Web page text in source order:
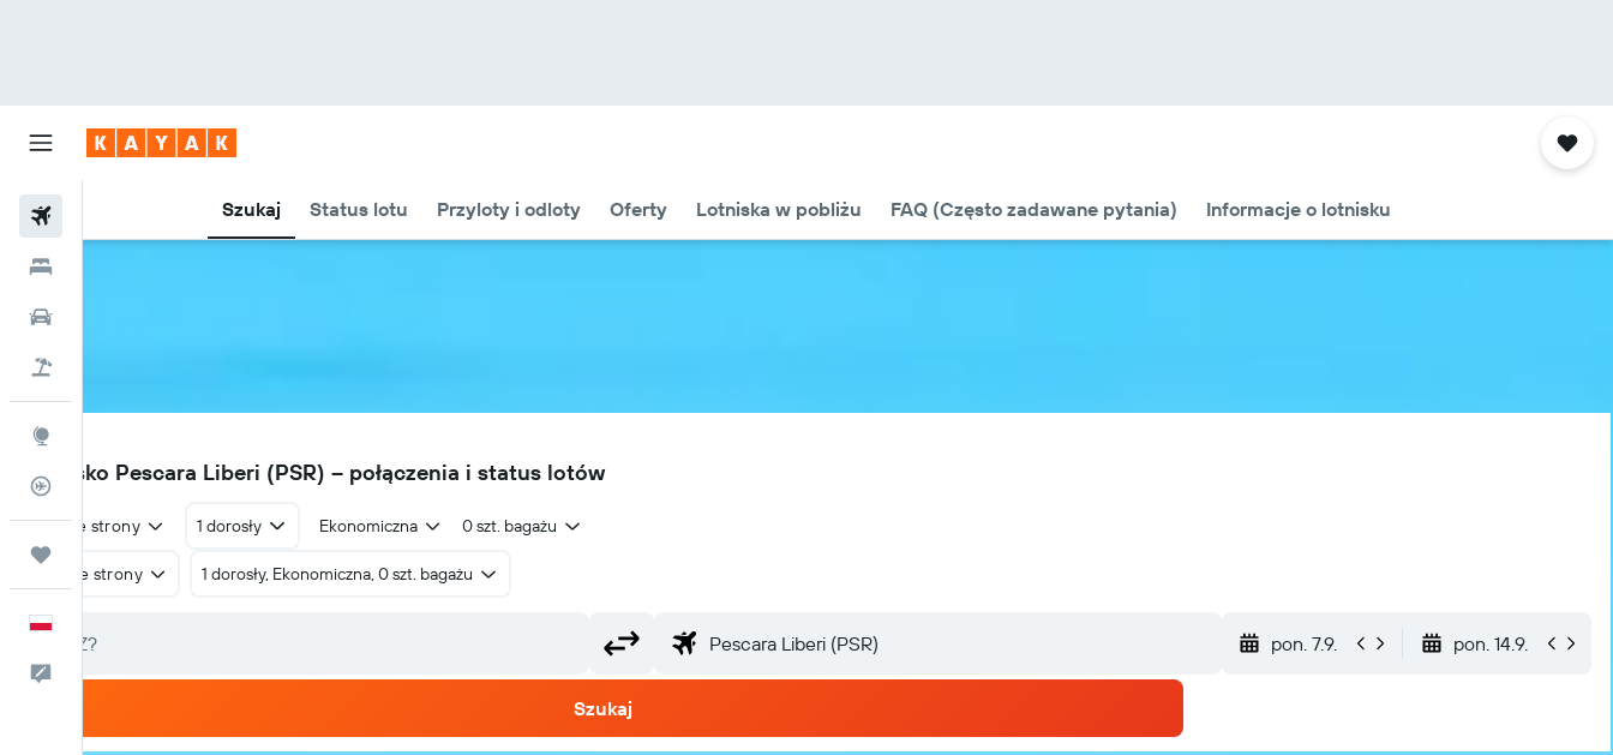
Szukaj Status lotu Przyloty i odloty Oferty Lotniska w pobliżu FAQ (Często zadawane pytania) Informacje o lotnisku
Status lotu
PSR
Lotnisko Pescara Liberi (PSR) – połączenia i status lotów
W obie strony 1 dorosły Ekonomiczna 0 szt. bagażu
W obie strony 1 dorosły, Ekonomiczna, 0 szt. bagażu
pon. 7.9. pon. 14.9.
Szukaj